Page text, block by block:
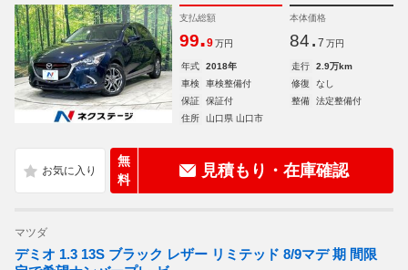
支払総額
99.9 万円
本体価格
84. 7 万円
年式 2018年 走行
2.9万km
車検
車検整備付 修復
なし
保証
保証付 整備
法定整備付
住所
山口県 山口市
無
料
見積もり・在庫確認
マツダ
デミオ 1.3 13S ブラック レザー リミテッド 8/9マデ 期 間限